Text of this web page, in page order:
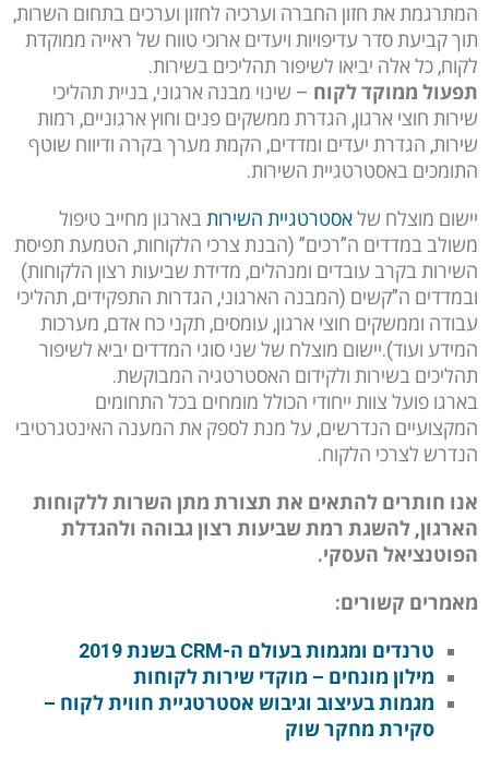
המתרגמת את חזון החברה וערכיה לחזון וערכים בתחום השרות,
תוך קביעת סדר עדיפויות ויעדים ארוכי טווח של ראייה ממוקדת
לקוח, כל אלה יביאו לשיפור תהליכים בשירות.
תפעול ממוקד לקוח – שינוי מבנה ארגוני, בניית תהליכי
שירות חוצי ארגון, הגדרת ממשקים פנים וחוץ ארגוניים, רמות
שירות, הגדרת יעדים ומדדים, הקמת מערך בקרה ודיווח שוטף
התומכים באסטרטגיית השירות.
יישום מוצלח שלאסטרטגיית השירות בארגון מחייב טיפול
משולב במדדים ה”רכים” (הבנת צרכי הלקוחות, הטמעת תפיסת
השירות בקרב עובדים ומנהלים, מדידת שביעות רצון הלקוחות)
ובמדדים ה”קשים (המבנה הארגוני, הגדרות התפקידים, תהליכי
עבודה וממשקים חוצי ארגון, עומסים, תקני כח אדם, מערכות
המידע ועוד).יישום מוצלח של שני סוגי המדדים יביא לשיפור
תהליכים בשירות ולקידום האסטרטגיה המבוקשת.
בארגו פועל צוות ייחודי הכולל מומחים בכל התחומים
המקצועיים הנדרשים, על מנת לספק את המענה האינטגרטיבי
הנדרש לצרכי הלקוח.
אנו חותרים להתאים את תצורת מתן השרות ללקוחות
הארגון, להשגת רמת שביעות רצון גבוהה ולהגדלת
הפוטנציאל העסקי.
מאמרים קשורים:
טרנדים ומגמות בעולם ה-CRM בשנת 2019
מילון מונחים – מוקדי שירות לקוחות
מגמות בעיצוב וגיבוש אסטרטגיית חווית לקוח –
סקירת מחקר שוק